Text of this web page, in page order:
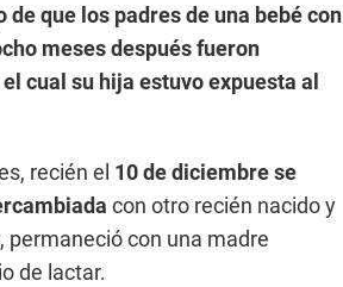
que los padres de una bebé con
meses después fueron
cual su hija estuvo expuesta al
recién el 10 de diciembre se
con otro recién nacido y
con una madre
de lactar.